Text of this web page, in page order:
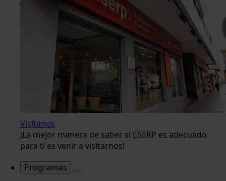
Visítanos
¡La mejor manera de saber si ESERP es adecuado
para tí es venir a visitarnos!
Programas